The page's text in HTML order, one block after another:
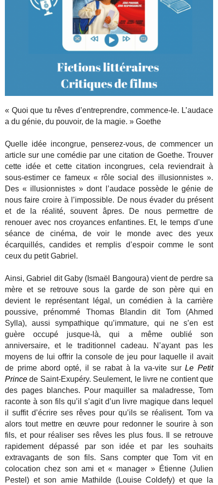
« Quoi que tu rêves d’entreprendre, commence-le. L’audace
a du génie, du pouvoir, de la magie. » Goethe
Quelle idée incongrue, penserez-vous, de commencer un
article sur une comédie par une citation de Goethe. Trouver
cette idée et cette citation incongrues, cela reviendrait à
sous-estimer ce fameux « rôle social des illusionnistes ».
Des « illusionnistes » dont l’audace possède le génie de
nous faire croire à l’impossible. De nous évader du présent
et de la réalité, souvent âpres. De nous permettre de
renouer avec nos croyances enfantines. Et, le temps d’une
séance de cinéma, de voir le monde avec des yeux
écarquillés, candides et remplis d’espoir comme le sont
ceux du petit Gabriel.
Ainsi, Gabriel dit Gaby (Ismaël Bangoura) vient de perdre sa
mère et se retrouve sous la garde de son père qui en
devient le représentant légal, un comédien à la carrière
poussive, prénommé Thomas Blandin dit Tom (Ahmed
Sylla), aussi sympathique qu’immature, qui ne s’en est
guère occupé jusque-là, qui a même oublié son
anniversaire, et le traditionnel cadeau. N’ayant pas les
moyens de lui offrir la console de jeu pour laquelle il avait
de prime abord opté, il se rabat à la va-vite surLe Petit
Prince de Saint-Exupéry. Seulement, le livre ne contient que
des pages blanches. Pour maquiller sa maladresse, Tom
raconte à son fils qu’il s’agit d’un livre magique dans lequel
il suffit d’écrire ses rêves pour qu’ils se réalisent. Tom va
alors tout mettre en œuvre pour redonner le sourire à son
fils, et pour réaliser ses rêves les plus fous. Il se retrouve
rapidement dépassé par son idée et par les souhaits
extravagants de son fils. Sans compter que Tom vit en
colocation chez son ami et « manager » Étienne (Julien
Pestel) et son amie Mathilde (Louise Coldefy) et que la